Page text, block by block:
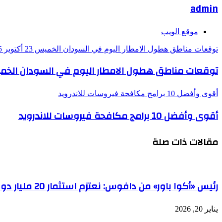
admin
موقع الويب
توقعات مناطق هطول الامطار اليوم في السودان الخميس 23 أكتوبر 2025
توقعات مناطق هطول الامطار اليوم في السودان الخميس 23
أقوى وأفضل 10 برامج مكافحة فيروسات للاندرويد
أقوى وأفضل 10 برامج مكافحة فيروسات للاندرويد
مقالات ذات صلة
رئيس «أكوا باور» من دافوس: نعتزم استثمار 20 مليار دولار سنوياً
يناير 20, 2026